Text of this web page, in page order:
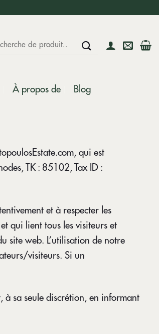
À propos de Blog
qui est
TK : 85102, Tax ID :
et à respecter les
qui lient tous les visiteurs et
site web. L’utilisation de notre
visiteurs. Si un
à sa seule discrétion, en informant